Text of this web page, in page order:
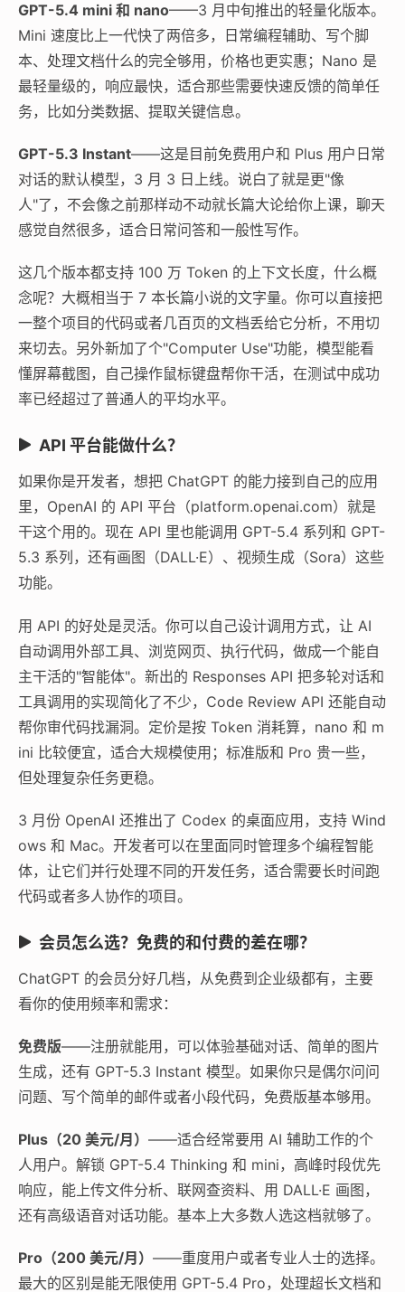
GPT-5.4 mini 和 nano——3 月中旬推出的轻量化版本。
Mini 速度比上一代快了两倍多，日常编程辅助、写个脚
本、处理文档什么的完全够用，价格也更实惠；Nano 是
最轻量级的，响应最快，适合那些需要快速反馈的简单任
务，比如分类数据、提取关键信息。
GPT-5.3 Instant——这是目前免费用户和 Plus 用户日常
对话的默认模型，3 月 3 日上线。说白了就是更"像
人"了，不会像之前那样动不动就长篇大论给你上课，聊天
感觉自然很多，适合日常问答和一般性写作。
这几个版本都支持 100 万 Token 的上下文长度，什么概
念呢？大概相当于 7 本长篇小说的文字量。你可以直接把
一整个项目的代码或者几百页的文档丢给它分析，不用切
来切去。另外新加了个"Computer Use"功能，模型能看
懂屏幕截图，自己操作鼠标键盘帮你干活，在测试中成功
率已经超过了普通人的平均水平。
API 平台能做什么？
如果你是开发者，想把 ChatGPT 的能力接到自己的应用
里，OpenAI 的 API 平台（platform.openai.com）就是
干这个用的。现在 API 里也能调用 GPT-5.4 系列和 GPT-
5.3 系列，还有画图（DALL·E）、视频生成（Sora）这些
功能。
用 API 的好处是灵活。你可以自己设计调用方式，让 AI
自动调用外部工具、浏览网页、执行代码，做成一个能自
主干活的"智能体"。新出的 Responses API 把多轮对话和
工具调用的实现简化了不少，Code Review API 还能自动
帮你审代码找漏洞。定价是按 Token 消耗算，nano 和 m
ini 比较便宜，适合大规模使用；标准版和 Pro 贵一些，
但处理复杂任务更稳。
3 月份 OpenAI 还推出了 Codex 的桌面应用，支持 Wind
ows 和 Mac。开发者可以在里面同时管理多个编程智能
体，让它们并行处理不同的开发任务，适合需要长时间跑
代码或者多人协作的项目。
会员怎么选？免费的和付费的差在哪？
ChatGPT 的会员分好几档，从免费到企业级都有，主要
看你的使用频率和需求：
免费版——注册就能用，可以体验基础对话、简单的图片
生成，还有 GPT-5.3 Instant 模型。如果你只是偶尔问问
问题、写个简单的邮件或者小段代码，免费版基本够用。
Plus（20 美元/月） ——适合经常要用 AI 辅助工作的个
人用户。解锁 GPT-5.4 Thinking 和 mini，高峰时段优先
响应，能上传文件分析、联网查资料、用 DALL·E 画图，
还有高级语音对话功能。基本上大多数人选这档就够了。
Pro（200 美元/月） ——重度用户或者专业人士的选择。
最大的区别是能无限使用 GPT-5.4 Pro，处理超长文档和